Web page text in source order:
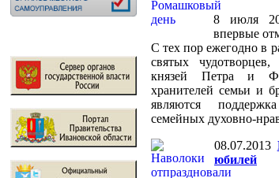
8 июля
впервые
С тех пор ежегодно в
святых
князей Петра и
хранителей семьи и
являются
семейных духовно-
08.07.2013
юбилей